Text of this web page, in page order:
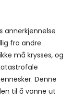
annerkjennelse
fra andre
må krysses, og
Denne
til å vanne ut